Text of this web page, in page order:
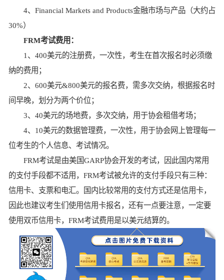
4、Financial Markets and Products金融市场与产品（大约占
30%）
FRM考试费用：
1、400美元的注册费，一次性，考生在首次报名时必须缴
纳的费用；
2、600美元&800美元的报名费，需多次交纳，根据报名时
间早晚，划分为两个价位；
3、40美元的场地费，多次交纳，用于协会租借考场；
4、10美元的数据管理费，一次性，用于协会网上管理每一
位考生的个人信息、考试情况。
FRM考试是由美国GARP协会开发的考试，因此国内常用
的支付手段都不适用，FRM考试被允许的支付手段只有三种：
信用卡、支票和电汇。国内比较常用的支付方式还是信用卡，
因此也建议考生们使用信用卡报名，还有一点要注意，一定要
使用双币信用卡，FRM考试费用是以美元结算的。